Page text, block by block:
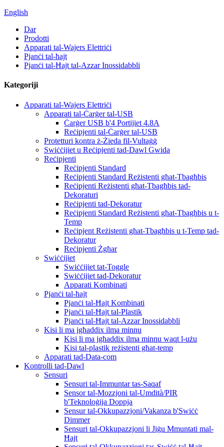
English
Dar
Prodotti
Apparati tal-Wajers Elettriċi
Pjanċi tal-ħajt
Pjanċi tal-Ħajt tal-Azzar Inossidabbli
Kategoriji
Apparati tal-Wajers Elettriċi
Apparati tal-Ċarġer tal-USB
Ċarġer USB b'4 Portijiet 4.8A
Reċipjenti tal-Ċarġer tal-USB
Protetturi kontra ż-Żieda fil-Vultaġġ
Swiċċijiet u Reċipjenti tad-Dawl Gwida
Reċipjenti
Reċipjenti Standard
Reċipjenti Standard Reżistenti għat-Tbagħbis
Reċipjenti Reżistenti għat-Tbagħbis tad-
Dekoraturi
Reċipjenti tad-Dekoratur
Reċipjenti Standard Reżistenti għat-Tbagħbis u t-
Temp
Reċipjent Reżistenti għat-Tbagħbis u t-Temp tad-
Dekoratur
Reċipjenti Żgħar
Swiċċijiet
Swiċċijiet tat-Toggle
Swiċċijiet tad-Dekoratur
Apparati Kombinati
Pjanċi tal-ħajt
Pjanċi tal-Ħajt Kombinati
Pjanċi tal-Ħajt tal-Plastik
Pjanċi tal-Ħajt tal-Azzar Inossidabbli
Kisi li ma jgħaddix ilma minnu
Kisi li ma jgħaddix ilma minnu waqt l-użu
Kisi tal-plastik reżistenti għat-temp
Apparati tad-Data-com
Kontrolli tad-Dawl
Sensuri
Sensuri tal-Immuntar tas-Saqaf
Sensor tal-Mozzjoni tal-Umdità/PIR
b'Teknoloġija Doppja
Sensur tal-Okkupazzjoni/Vakanza b'Swiċċ
Dimmer
Sensuri tal-Okkupazzjoni li Jiġu Mmuntati mal-
Ħajt